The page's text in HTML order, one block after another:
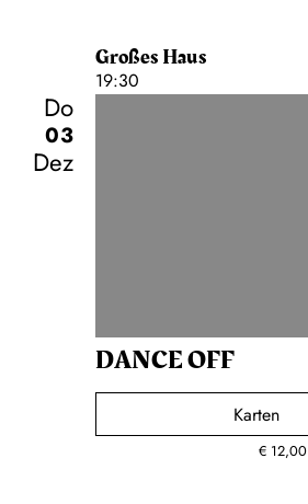
Großes Haus
19:30
Do
03
Dez
DANCE OFF
Karten
€ 12,00